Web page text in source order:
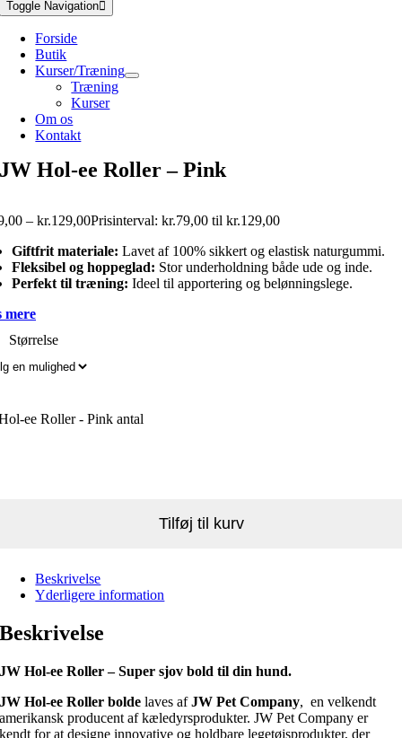
Toggle Navigation
Forside
Butik
Kurser/Træning
Træning
Kurser
Om os
Kontakt
JW Hol-ee Roller – Pink
– kr.129,00Prisinterval: kr.79,00 til kr.129,00
Giftfrit materiale: Lavet af 100% sikkert og elastisk naturgummi.
Fleksibel og hoppeglad: Stor underholdning både ude og inde.
Perfekt til træning: Ideel til apportering og belønningslege.
mere
Størrelse
ee Roller - Pink antal
Tilføj til kurv
Beskrivelse
Yderligere information
Beskrivelse
JW Hol-ee Roller – Super sjov bold til din hund.
JW Hol-ee Roller bolde laves afJW Pet Company, en velkendt
amerikansk producent af kæledyrsprodukter. JW Pet Company er
kendt for at designe innovative og holdbare legetøjsprodukter, der